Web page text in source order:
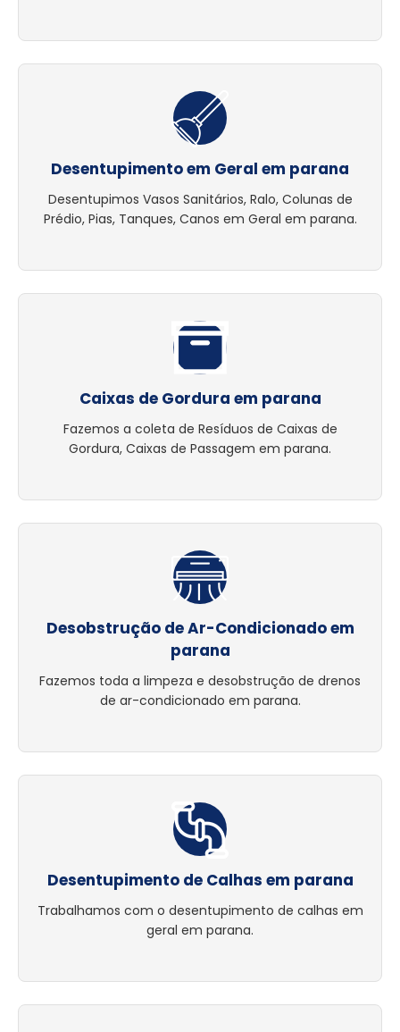
Desentupimento em Geral em parana
Desentupimos Vasos Sanitários, Ralo, Colunas de
Prédio, Pias, Tanques, Canos em Geral em parana.
Caixas de Gordura em parana
Fazemos a coleta de Resíduos de Caixas de
Gordura, Caixas de Passagem em parana.
Desobstrução de Ar-Condicionado em
parana
Fazemos toda a limpeza e desobstrução de drenos
de ar-condicionado em parana.
Desentupimento de Calhas em parana
Trabalhamos com o desentupimento de calhas em
geral em parana.